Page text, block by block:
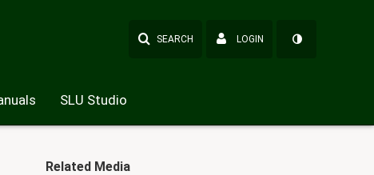
SEARCH LOGIN
SLU Studio
Related Media